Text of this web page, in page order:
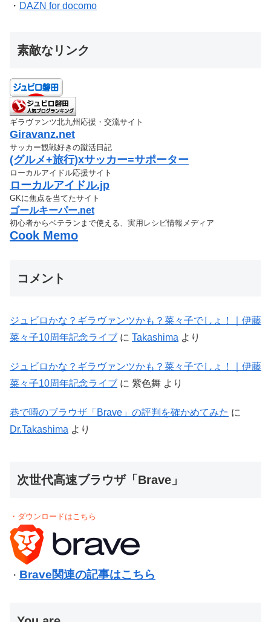
・ DAZN for docomo
素敵なリンク
ギラヴァンツ北九州応援・交流サイト
Giravanz.net
サッカー観戦好きの蹴活日記
(グルメ+旅行)xサッカー=サポーター
ローカルアイドル応援サイト
ローカルアイドル.jp
GKに焦点を当てたサイト
ゴールキーパー.net
初心者からベテランまで使える、実用レシピ情報メディア
Cook Memo
コメント
ジュビロかな？ギラヴァンツかも？菜々子でしょ！｜伊藤
菜々子10周年記念ライブ に Takashima より
ジュビロかな？ギラヴァンツかも？菜々子でしょ！｜伊藤
菜々子10周年記念ライブ に 紫色舞 より
巷で噂のブラウザ「Brave」の評判を確かめてみた に
Dr.Takashima より
次世代高速ブラウザ「Brave」
・ダウンロードはこちら
・ Brave関連の記事はこちら